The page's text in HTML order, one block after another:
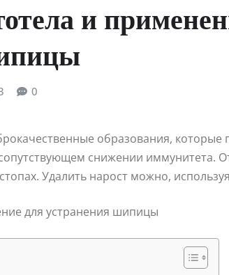
и
0
образования, которые
снижении иммунитета.
Удалить нарост можно,